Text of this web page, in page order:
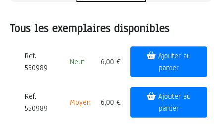
Tous les exemplaires disponibles
Ref.
550989
Neuf 6,00 €
panier
Ref.
550989
Moyen 6,00 €
panier